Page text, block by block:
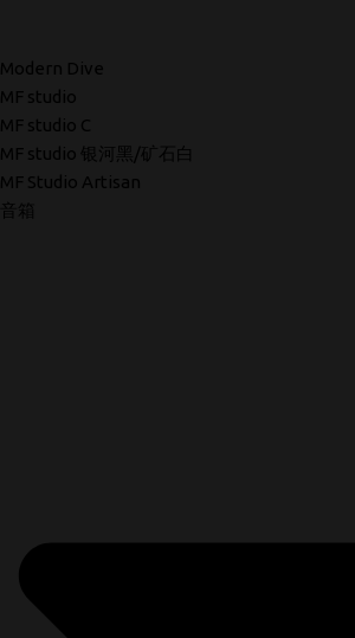
Modern Dive
MF studio
MF studio C
MF studio 银河黑/矿石白
MF Studio Artisan
音箱